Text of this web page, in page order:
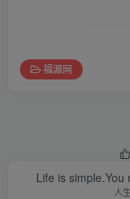
福源网
Life is
人